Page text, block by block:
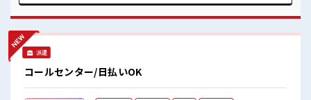
残業は少なめ！ たまに残業するくらいなら…という方、 応募
お待ちしております！
派遣
コールセンター/日払いOK